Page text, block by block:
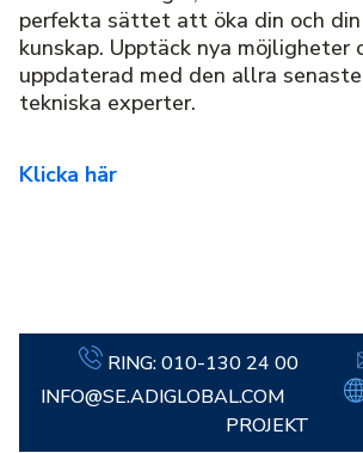
perfekta sättet att öka din och
kunskap. Upptäck nya möjligheter
uppdaterad med den allra
tekniska experter.
Klicka här
RING:010-130 24 00
INFO@SE.ADIGLOBAL.COM
PROJEKT